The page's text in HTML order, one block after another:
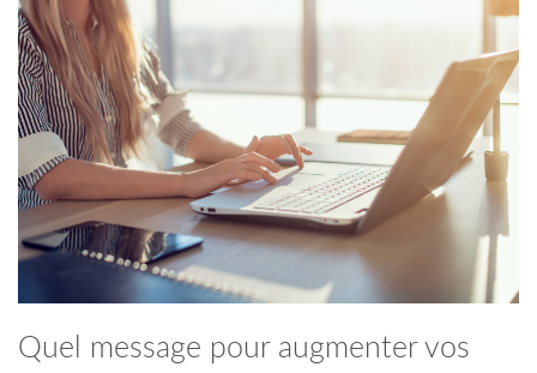
Quel message pour augmenter vos